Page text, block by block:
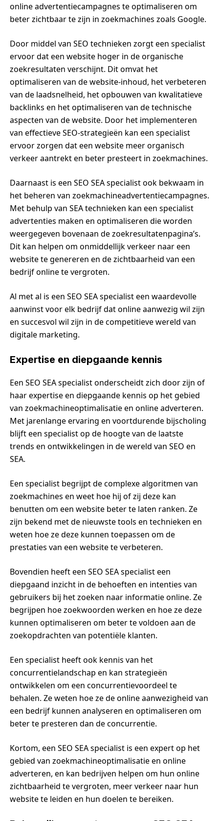
online advertentiecampagnes te optimaliseren om
beter zichtbaar te zijn in zoekmachines zoals Google.
Door middel van SEO technieken zorgt een specialist
ervoor dat een website hoger in de organische
zoekresultaten verschijnt. Dit omvat het
optimaliseren van de website-inhoud, het verbeteren
van de laadsnelheid, het opbouwen van kwalitatieve
backlinks en het optimaliseren van de technische
aspecten van de website. Door het implementeren
van effectieve SEO-strategieën kan een specialist
ervoor zorgen dat een website meer organisch
verkeer aantrekt en beter presteert in zoekmachines.
Daarnaast is een SEO SEA specialist ook bekwaam in
het beheren van zoekmachineadvertentiecampagnes.
Met behulp van SEA technieken kan een specialist
advertenties maken en optimaliseren die worden
weergegeven bovenaan de zoekresultatenpagina’s.
Dit kan helpen om onmiddellijk verkeer naar een
website te genereren en de zichtbaarheid van een
bedrijf online te vergroten.
Al met al is een SEO SEA specialist een waardevolle
aanwinst voor elk bedrijf dat online aanwezig wil zijn
en succesvol wil zijn in de competitieve wereld van
digitale marketing.
Expertise en diepgaande kennis
Een SEO SEA specialist onderscheidt zich door zijn of
haar expertise en diepgaande kennis op het gebied
van zoekmachineoptimalisatie en online adverteren.
Met jarenlange ervaring en voortdurende bijscholing
blijft een specialist op de hoogte van de laatste
trends en ontwikkelingen in de wereld van SEO en
SEA.
Een specialist begrijpt de complexe algoritmen van
zoekmachines en weet hoe hij of zij deze kan
benutten om een website beter te laten ranken. Ze
zijn bekend met de nieuwste tools en technieken en
weten hoe ze deze kunnen toepassen om de
prestaties van een website te verbeteren.
Bovendien heeft een SEO SEA specialist een
diepgaand inzicht in de behoeften en intenties van
gebruikers bij het zoeken naar informatie online. Ze
begrijpen hoe zoekwoorden werken en hoe ze deze
kunnen optimaliseren om beter te voldoen aan de
zoekopdrachten van potentiële klanten.
Een specialist heeft ook kennis van het
concurrentielandschap en kan strategieën
ontwikkelen om een concurrentievoordeel te
behalen. Ze weten hoe ze de online aanwezigheid van
een bedrijf kunnen analyseren en optimaliseren om
beter te presteren dan de concurrentie.
Kortom, een SEO SEA specialist is een expert op het
gebied van zoekmachineoptimalisatie en online
adverteren, en kan bedrijven helpen om hun online
zichtbaarheid te vergroten, meer verkeer naar hun
website te leiden en hun doelen te bereiken.